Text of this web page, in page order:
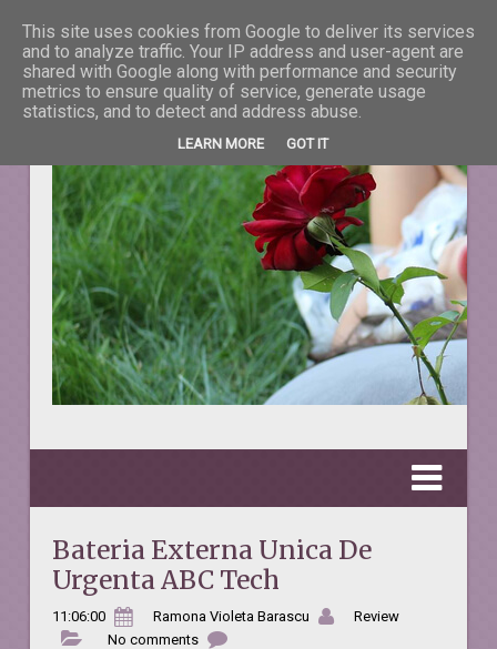
La taifas cu
DESPRE TOT CEEA CE NE ÎNFRUMUSEŢEAZĂ VIAŢA.
Bateria Externa Unica De
Urgenta ABC Tech
11:06:00 Ramona Violeta Barascu
Review
No comments
This site uses cookies from Google to deliver its services
and to analyze traffic. Your IP address and user-agent are
shared with Google along with performance and security
metrics to ensure quality of service, generate usage
statistics, and to detect and address abuse.
LEARN MORE GOT IT